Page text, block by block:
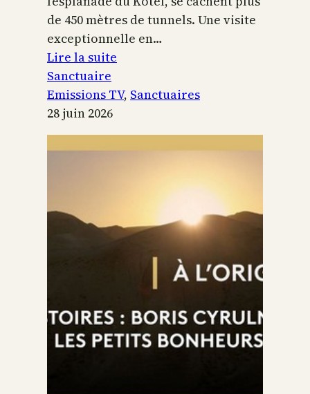
de 450 mètres de tunnels. Une visite
exceptionnelle en…
Lire la suite
Temple
Jérusalem
Sanctuaire
Emissions TV, Sanctuaires
28 juin 2026